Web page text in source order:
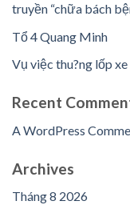
truyền “chữa bách
Tổ 4 Quang Minh
Vụ việc thu?ng lốp
Recent
A WordPress
Archives
Tháng 8 2026